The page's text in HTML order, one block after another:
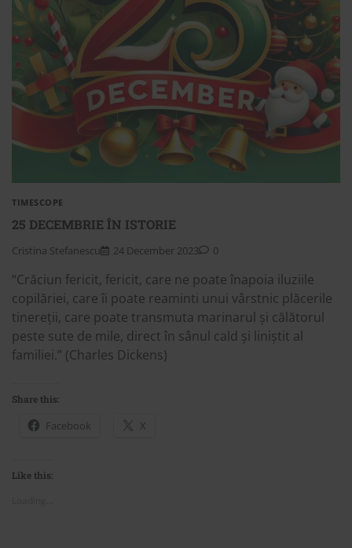
TIMESCOPE
25 DECEMBRIE ÎN ISTORIE
Cristina Stefanescu 24 December 2023 0
“Crăciun fericit, fericit, care ne poate înapoia iluziile
copilăriei, care îi poate reaminti unui vârstnic plăcerile
tinereții, care poate transmuta marinarul și călătorul
peste sute de mile, direct în sânul cald și liniștit al
familiei.” (Charles Dickens)
Share this:
Facebook X
Like this: